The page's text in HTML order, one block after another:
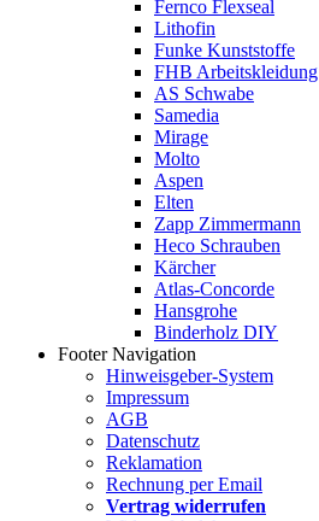
Fernco Flexseal
Lithofin
Funke Kunststoffe
FHB Arbeitskleidung
AS Schwabe
Samedia
Mirage
Molto
Aspen
Elten
Zapp Zimmermann
Heco Schrauben
Kärcher
Atlas-Concorde
Hansgrohe
Binderholz DIY
Footer Navigation
Hinweisgeber-System
Impressum
AGB
Datenschutz
Reklamation
Rechnung per Email
Vertrag widerrufen